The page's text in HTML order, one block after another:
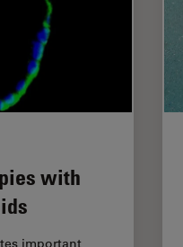
with
important